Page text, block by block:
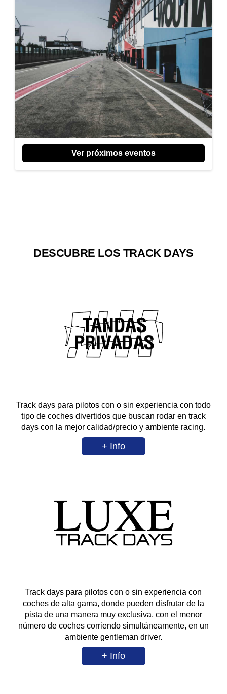
Ver próximos eventos
DESCUBRE LOS TRACK DAYS
Track days para pilotos con o sin experiencia con todo
tipo de coches divertidos que buscan rodar en track
days con la mejor calidad/precio y ambiente racing.
+ Info
Track days para pilotos con o sin experiencia con
coches de alta gama, donde pueden disfrutar de la
pista de una manera muy exclusiva, con el menor
número de coches corriendo simultáneamente, en un
ambiente gentleman driver.
+ Info